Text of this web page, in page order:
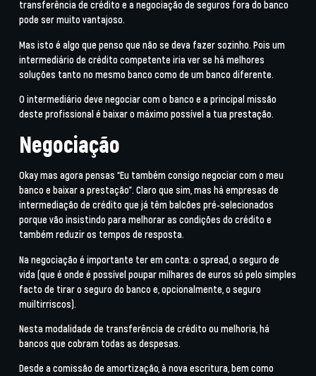
transferência de crédito e a negociação de seguros fora do banco
pode ser muito vantajoso.
Mas isto é algo que penso que não se deva fazer sozinho. Pois um
intermediário de crédito competente iria ver se há melhores
soluções tanto no mesmo banco como de um banco diferente.
O intermediário deve negociar com o banco e a principal missão
deste profissional é baixar o máximo possível a tua prestação.
Negociação
Okay mas agora pensas “Eu também consigo negociar com o meu
banco e baixar a prestação”. Claro que sim, mas há empresas de
intermediação de crédito que já têm balcões pré-selecionados
porque vão insistindo para melhorar as condições do crédito e
também reduzir os tempos de resposta.
Na negociação é importante ter em conta: o spread, o seguro de
vida (que é onde é possível poupar milhares de euros só pelo simples
facto de tirar o seguro do banco e, opcionalmente, o seguro
muiltirriscos).
Nesta modalidade de transferência de crédito ou melhoria, há
bancos que cobram todas as despesas.
Desde a comissão de amortização, à nova escritura, bem como